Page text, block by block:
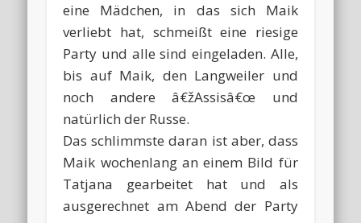
eine Mädchen, in das sich Maik
verliebt hat, schmeißt eine riesige
Party und alle sind eingeladen. Alle,
bis auf Maik, den Langweiler und
noch andere â€žAssisâ€œ und
natürlich der Russe.
Das schlimmste daran ist aber, dass
Maik wochenlang an einem Bild für
Tatjana gearbeitet hat und als
ausgerechnet am Abend der Party